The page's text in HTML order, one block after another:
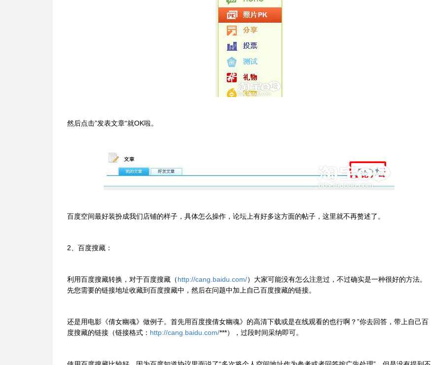
然后点击”发表文章“就OK啦。
百度空间最好装扮成我们店铺的样子，具体怎么操作，论坛上有好多这方面的帖子，这里就不再赘述了。
2、百度搜藏：
利用百度搜藏转换，对于百度搜藏（http://cang.baidu.com/）大家可能没有怎么注意过，不过确实是一种很好的方法。
先您需要的链接地址收藏到百度搜藏中，然后在问题中加上自己百度搜藏的链接。
还是用电影《倩女幽魂》做例子。首先用百度搜倩女幽魂》的高清下载或是在线观看的也行啊？”你去回答，带上自己百
度搜藏的链接（链接格式： http://cang.baidu.com/***），过段时间采纳即可。